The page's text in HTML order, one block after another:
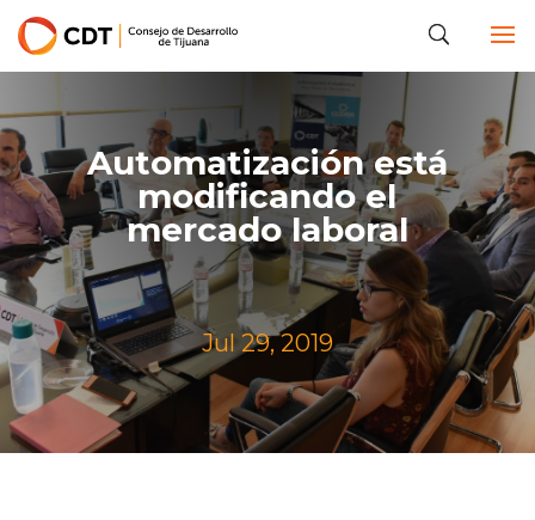
Automatización está
modificando el
mercado laboral
Jul 29, 2019